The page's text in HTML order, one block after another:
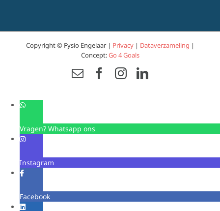
Copyright © Fysio Engelaar | Privacy| Dataverzameling |
Concept:Go 4 Goals
Email Facebook
Instagram
LinkedIn
Vragen? Whatsapp ons
Instagram
Facebook